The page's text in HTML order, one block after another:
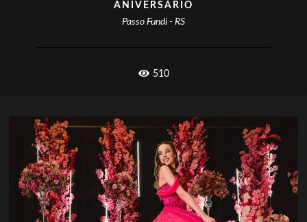
ANIVERSÁRIO
Passo Fundi - RS
510